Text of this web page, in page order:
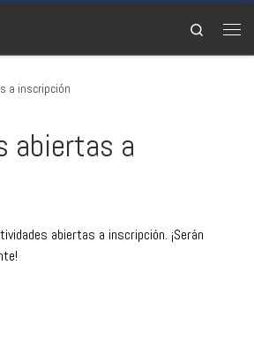
Search
a inscripción
abiertas a
abiertas a inscripción. ¡Serán